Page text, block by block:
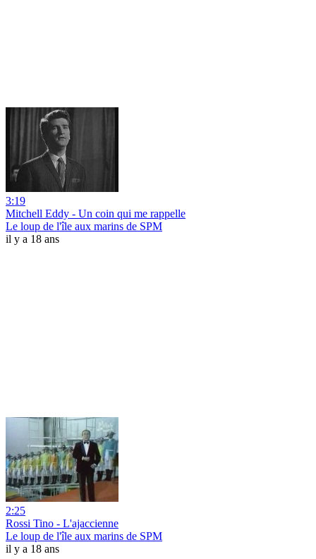
3:19
Mitchell Eddy - Un coin qui me rappelle
Le loup de l'île aux marins de SPM
il y a 18 ans
2:25
Rossi Tino - L'ajaccienne
Le loup de l'île aux marins de SPM
il y a 18 ans